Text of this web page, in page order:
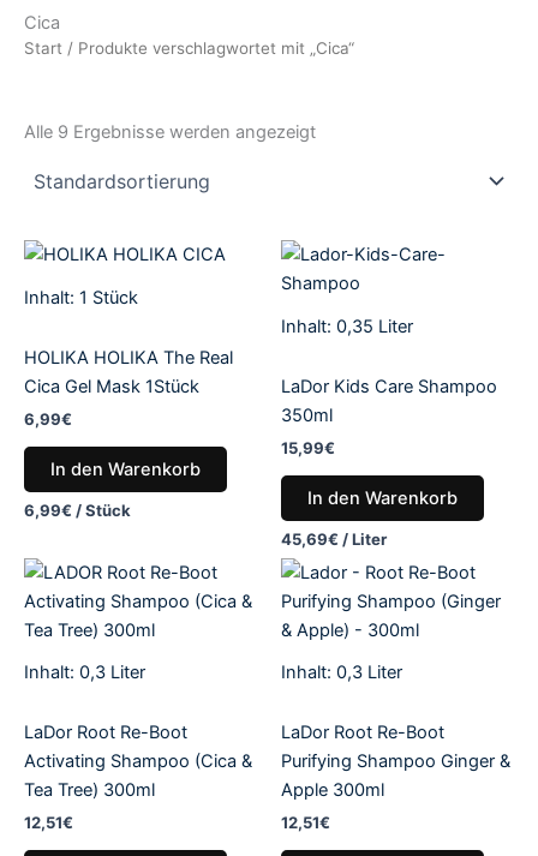
Cica
Start / Produkte verschlagwortet mit „Cica“
Alle 9 Ergebnisse werden angezeigt
Inhalt: 1 Stück
HOLIKA HOLIKA The Real
Cica Gel Mask 1Stück
6,99€
In den Warenkorb
6,99€ /Stück
Inhalt: 0,35 Liter
LaDor Kids Care Shampoo
350ml
15,99€
In den Warenkorb
45,69€ /Liter
Inhalt: 0,3 Liter
LaDor Root Re-Boot
Activating Shampoo (Cica &
Tea Tree) 300ml
12,51€
Inhalt: 0,3 Liter
LaDor Root Re-Boot
Purifying Shampoo Ginger &
Apple 300ml
12,51€